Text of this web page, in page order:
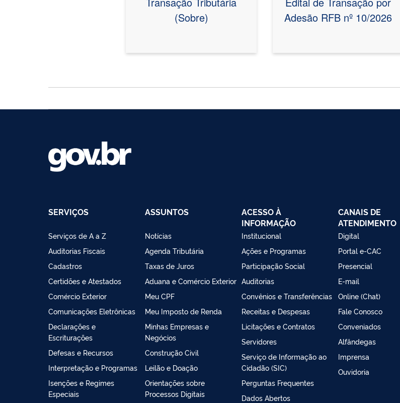
(Sobre)
Adesão RFB nº 10/2026
SERVIÇOS
Serviços de A a Z
Auditorias Fiscais
Cadastros
Certidões e Atestados
Comércio Exterior
Comunicações Eletrônicas
Declarações e
Escriturações
Defesas e Recursos
Interpretação e Programas
Isenções e Regimes
Especiais
ASSUNTOS
Notícias
Agenda Tributária
Taxas de Juros
Aduana e Comércio Exterior
Meu CPF
Meu Imposto de Renda
Minhas Empresas e
Negócios
Construção Civil
Leilão e Doação
Orientações sobre
Processos Digitais
ACESSO À
INFORMAÇÃO
Institucional
Ações e Programas
Participação Social
Auditorias
Convênios e Transferências
Receitas e Despesas
Licitações e Contratos
Servidores
Serviço de Informação ao
Cidadão (SIC)
Perguntas Frequentes
Dados Abertos
CANAIS DE
ATENDIMENTO
Digital
Portal e-CAC
Presencial
E-mail
Online (Chat)
Fale Conosco
Conveniados
Alfândegas
Imprensa
Ouvidoria